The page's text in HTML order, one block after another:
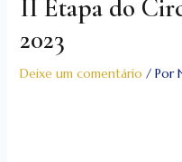
II Etapa do
2023
Deixe um comentário / Por